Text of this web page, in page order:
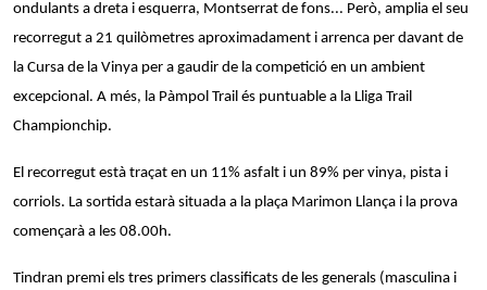
ondulants a dreta i esquerra, Montserrat de fons... Però, amplia el seu
recorregut a 21 quilòmetres aproximadament i arrenca per davant de
la Cursa de la Vinya per a gaudir de la competició en un ambient
excepcional. A més, la Pàmpol Trail és puntuable a la Lliga Trail
Championchip.
El recorregut està traçat en un 11% asfalt i un 89% per vinya, pista i
corriols. La sortida estarà situada a la plaça Marimon Llança i la prova
començarà a les 08.00h.
Tindran premi els tres primers classificats de les generals (masculina i